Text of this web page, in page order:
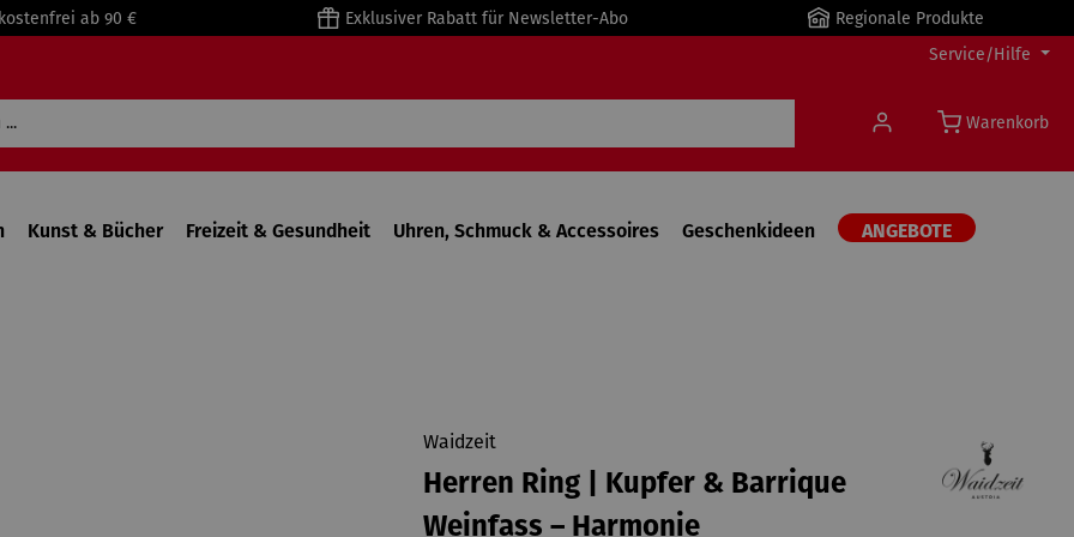
ab 90 € Exklusiver Rabatt für Newsletter-Abo
Regionale Produkte
Service/Hilfe
Warenkorb
Kunst & Bücher Freizeit & Gesundheit Uhren, Schmuck & Accessoires Geschenkideen ANGEBOTE
Waidzeit
Herren Ring | Kupfer & Barrique
Weinfass – Harmonie